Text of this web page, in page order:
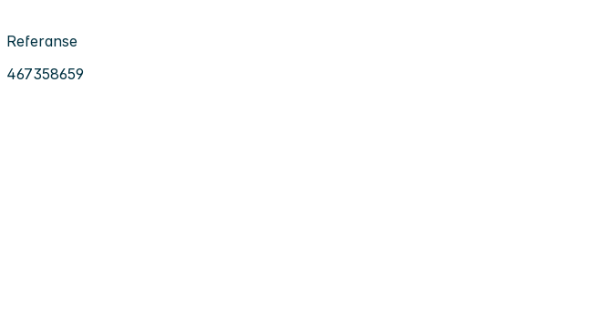
Referanse
467358659